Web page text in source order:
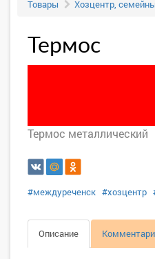
Товары Хозцентр,
Термос
Термос металлический
#междуреченск #хозцентр
Описание